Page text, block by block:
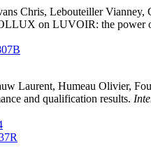
Chris, Lebouteiller Vianney,
on LUVOIR: the power
Laurent, Humeau Olivier,
and qualification results.